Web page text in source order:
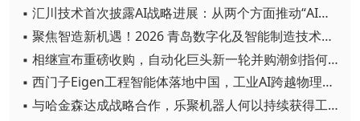
▪ 汇川技术首次披露AI战略进展：从两个方面推动“AI业务化”落地
▪ 聚焦智造新机遇！2026 青岛数字化及智能制造技术论坛圆满落幕
▪ 相继宣布重磅收购，自动化巨头新一轮并购潮剑指何方？
▪ 西门子Eigen工程智能体落地中国，工业AI跨越物理世界“确定性”拐点
▪ 与哈金森达成战略合作，乐聚机器人何以持续获得工业巨头青睐？